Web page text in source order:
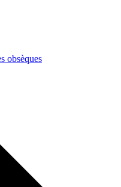
obsèques